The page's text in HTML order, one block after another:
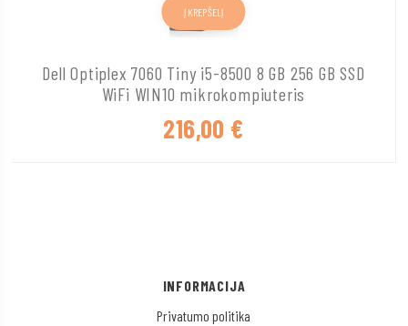
Dell Optiplex 7060 Tiny i5-8500 8 GB 256 GB SSD
WiFi WIN10 mikrokompiuteris
216,00 €
Į KREPŠELĮ
INFORMACIJA
Privatumo politika